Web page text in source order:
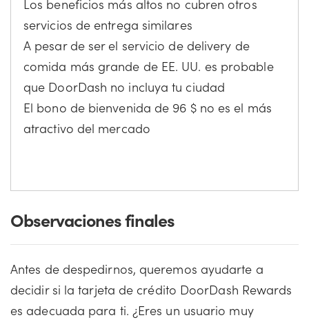
Los beneficios más altos no cubren otros
servicios de entrega similares
A pesar de ser el servicio de delivery de
comida más grande de EE. UU. es probable
que DoorDash no incluya tu ciudad
El bono de bienvenida de 96 $ no es el más
atractivo del mercado
Observaciones finales
Antes de despedirnos, queremos ayudarte a
decidir si la tarjeta de crédito DoorDash Rewards
es adecuada para ti. ¿Eres un usuario muy